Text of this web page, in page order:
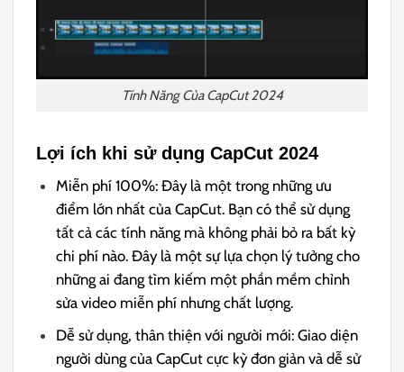
Tính Năng Của CapCut 2024
Lợi ích khi sử dụng CapCut 2024
Miễn phí 100%: Đây là một trong những ưu
điểm lớn nhất của CapCut. Bạn có thể sử dụng
tất cả các tính năng mà không phải bỏ ra bất kỳ
chi phí nào. Đây là một sự lựa chọn lý tưởng cho
những ai đang tìm kiếm một phần mềm chỉnh
sửa video miễn phí nhưng chất lượng.
Dễ sử dụng, thân thiện với người mới: Giao diện
người dùng của CapCut cực kỳ đơn giản và dễ sử